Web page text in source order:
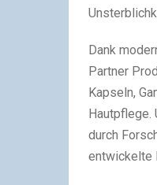
Dank
Partner
Kapseln,
Hautpflege.
durch
entwickelte